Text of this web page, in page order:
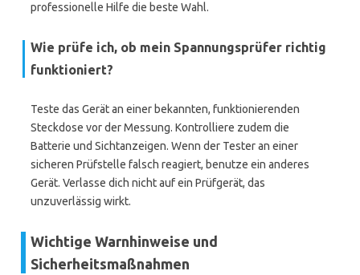
professionelle Hilfe die beste Wahl.
Wie prüfe ich, ob mein Spannungsprüfer richtig
funktioniert?
Teste das Gerät an einer bekannten, funktionierenden
Steckdose vor der Messung. Kontrolliere zudem die
Batterie und Sichtanzeigen. Wenn der Tester an einer
sicheren Prüfstelle falsch reagiert, benutze ein anderes
Gerät. Verlasse dich nicht auf ein Prüfgerät, das
unzuverlässig wirkt.
Wichtige Warnhinweise und
Sicherheitsmaßnahmen